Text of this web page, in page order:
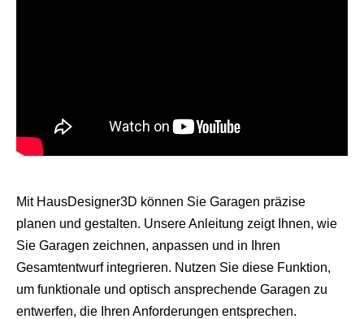
Mit HausDesigner3D können Sie Garagen präzise
planen und gestalten. Unsere Anleitung zeigt Ihnen, wie
Sie Garagen zeichnen, anpassen und in Ihren
Gesamtentwurf integrieren. Nutzen Sie diese Funktion,
um funktionale und optisch ansprechende Garagen zu
entwerfen, die Ihren Anforderungen entsprechen.